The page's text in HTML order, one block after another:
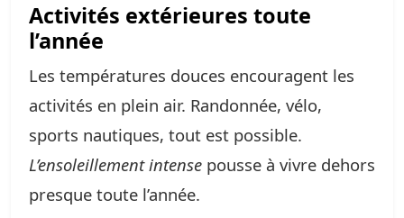
Activités extérieures toute
l’année
Les températures douces encouragent les
activités en plein air. Randonnée, vélo,
sports nautiques, tout est possible.
L’ensoleillement intense pousse à vivre dehors
presque toute l’année.